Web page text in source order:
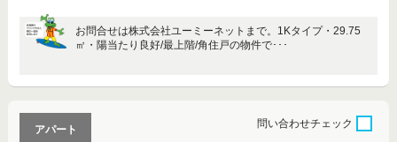
お問合せは株式会社ユーミーネットまで。1Kタイプ・29.75
㎡・陽当たり良好/最上階/角住戸の物件で･･･
アパート
問い合わせチェック